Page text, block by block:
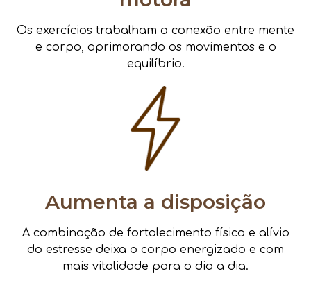
Os exercícios trabalham a conexão entre mente
e corpo, aprimorando os movimentos e o
equilíbrio.
Aumenta a disposição
A combinação de fortalecimento físico e alívio
do estresse deixa o corpo energizado e com
mais vitalidade para o dia a dia.